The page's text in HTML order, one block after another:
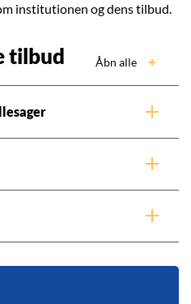
institutionen og dens tilbud.
tilbud Åbn alle